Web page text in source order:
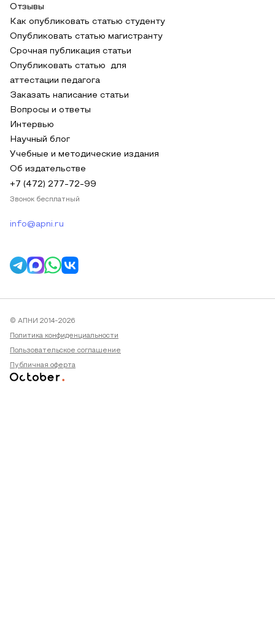
Отзывы
Как опубликовать статью студенту
Опубликовать статью магистранту
Срочная публикация статьи
Опубликовать статью для
аттестации педагога
Заказать написание статьи
Вопросы и ответы
Интервью
Научный блог
Учебные и методические издания
Об издательстве
+7 (472) 277-72-99
Звонок бесплатный
info@apni.ru
© АПНИ 2014-2026
Политика конфиденциальности
Пользовательское соглашение
Публичная оферта